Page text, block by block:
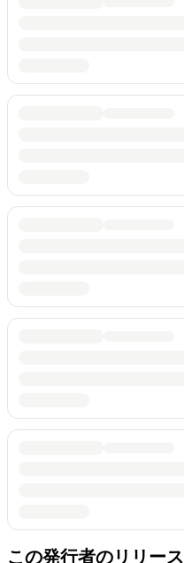
この発行者のリリース